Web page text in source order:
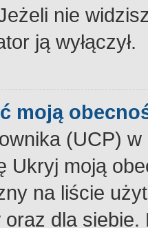
nie
ją wyłączył.
moją
(UCP) w
Ukryj moją
na liście
dla